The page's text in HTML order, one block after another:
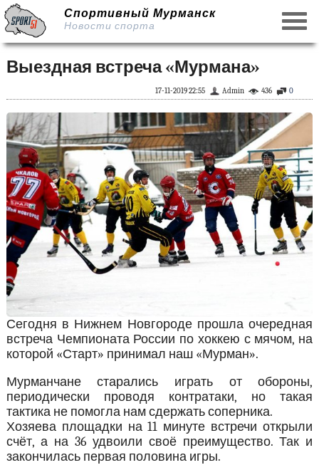
Спортивный Мурманск
Новости спорта
Выездная встреча «Мурмана»
0
436
Admin
17-11-2019 22:55
Сегодня в Нижнем Новгороде прошла очередная
встреча Чемпионата России по хоккею с мячом, на
которой «Старт» принимал наш «Мурман».
Мурманчане старались играть от обороны,
периодически проводя контратаки, но такая
тактика не помогла нам сдержать соперника.
Хозяева площадки на 11 минуте встречи открыли
счёт, а на 36 удвоили своё преимущество. Так и
закончилась первая половина игры.